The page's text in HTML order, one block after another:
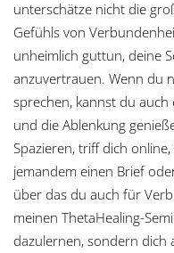
unterschätze nicht die
Gefühls von
unheimlich guttun, deine
anzuvertrauen. Wenn du
sprechen, kannst du
und die Ablenkung
Spazieren, triff dich
jemandem einen Brief
über das du auch für
meinen ThetaHealing-
dazulernen, sondern dich